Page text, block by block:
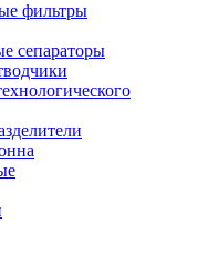
фильтры
сепараторы